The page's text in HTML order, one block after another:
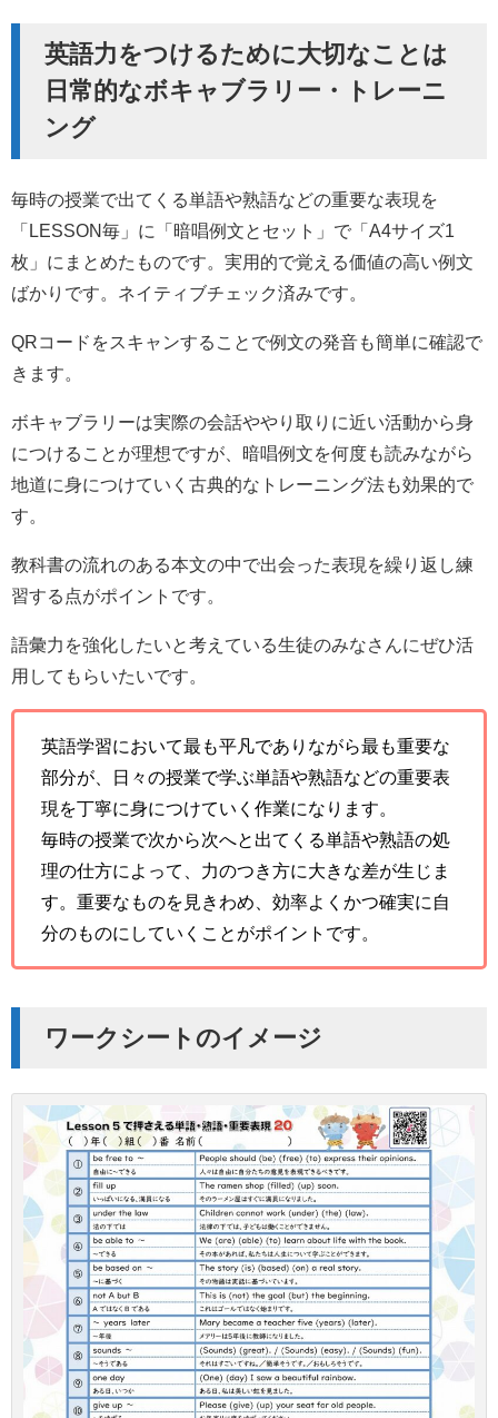
英語力をつけるために大切なことは
日常的なボキャブラリー・トレーニ
ング
毎時の授業で出てくる単語や熟語などの重要な表現を
「LESSON毎」に「暗唱例文とセット」で「A4サイズ1
枚」にまとめたものです。実用的で覚える価値の高い例文
ばかりです。ネイティブチェック済みです。
QRコードをスキャンすることで例文の発音も簡単に確認で
きます。
ボキャブラリーは実際の会話ややり取りに近い活動から身
につけることが理想ですが、暗唱例文を何度も読みながら
地道に身につけていく古典的なトレーニング法も効果的で
す。
教科書の流れのある本文の中で出会った表現を繰り返し練
習する点がポイントです。
語彙力を強化したいと考えている生徒のみなさんにぜひ活
用してもらいたいです。
英語学習において最も平凡でありながら最も重要な
部分が、日々の授業で学ぶ単語や熟語などの重要表
現を丁寧に身につけていく作業になります。
毎時の授業で次から次へと出てくる単語や熟語の処
理の仕方によって、力のつき方に大きな差が生じま
す。重要なものを見きわめ、効率よくかつ確実に自
分のものにしていくことがポイントです。
ワークシートのイメージ